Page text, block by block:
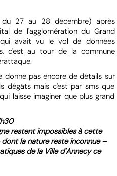
27 au 28 décembre) après
de l'agglomération du Grand
avait vu le vol de données
c'est au tour de la commune
donne pas encore de détails sur
dégâts mais c'est par sms que
laisse imaginer que plus grand
restent impossibles à cette
la nature reste inconnue –
de la Ville d’Annecy ce